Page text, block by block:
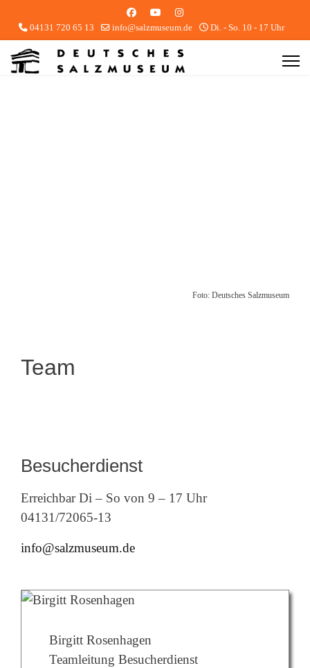
04131 720 65 13 info@salzmuseum.de Di. - So. 10 - 17 Uhr
Foto: Deutsches Salzmuseum
Team
Besucherdienst
Erreichbar Di – So von 9 – 17 Uhr
04131/72065-13
info@salzmuseum.de
Birgitt Rosenhagen
Teamleitung Besucherdienst